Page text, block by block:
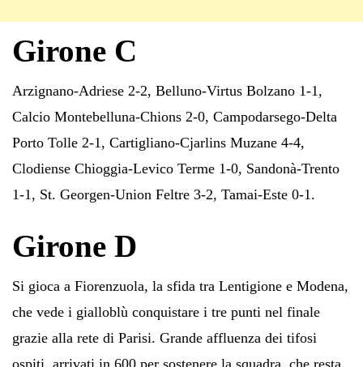
Girone C
Arzignano-Adriese 2-2, Belluno-Virtus Bolzano 1-1,
Calcio Montebelluna-Chions 2-0, Campodarsego-Delta
Porto Tolle 2-1, Cartigliano-Cjarlins Muzane 4-4,
Clodiense Chioggia-Levico Terme 1-0, Sandonà-Trento
1-1, St. Georgen-Union Feltre 3-2, Tamai-Este 0-1.
Girone D
Si gioca a Fiorenzuola, la sfida tra Lentigione e Modena,
che vede i gialloblù conquistare i tre punti nel finale
grazie alla rete di Parisi. Grande affluenza dei tifosi
ospiti, arrivati in 600 per sostenere la squadra, che resta